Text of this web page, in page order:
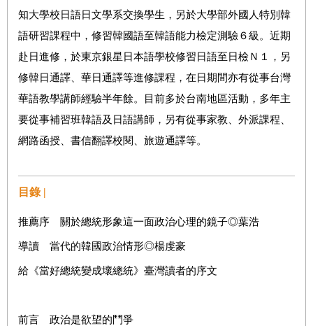
知大學校日語日文學系交換學生，另於大學部外國人特別韓
語研習課程中，修習韓國語至韓語能力檢定測驗６級。近期
赴日進修，於東京銀星日本語學校修習日語至日檢Ｎ１，另
修韓日通譯、華日通譯等進修課程，在日期間亦有從事台灣
華語教學講師經驗半年餘。目前多於台南地區活動，多年主
要從事補習班韓語及日語講師，另有從事家教、外派課程、
網路函授、書信翻譯校閱、旅遊通譯等。
目錄 |
推薦序 關於總統形象這一面政治心理的鏡子◎葉浩
導讀 當代的韓國政治情形◎楊虔豪
給《當好總統變成壞總統》臺灣讀者的序文
前言 政治是欲望的鬥爭